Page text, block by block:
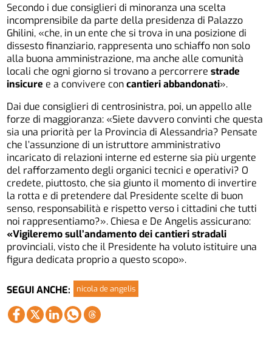
Secondo i due consiglieri di minoranza una scelta
incomprensibile da parte della presidenza di Palazzo
Ghilini, «che, in un ente che si trova in una posizione di
dissesto finanziario, rappresenta uno schiaffo non solo
alla buona amministrazione, ma anche alle comunità
locali che ogni giorno si trovano a percorrerestrade
insicure e a convivere concantieri abbandonati».
Dai due consiglieri di centrosinistra, poi, un appello alle
forze di maggioranza: «Siete davvero convinti che questa
sia una priorità per la Provincia di Alessandria? Pensate
che l’assunzione di un istruttore amministrativo
incaricato di relazioni interne ed esterne sia più urgente
del rafforzamento degli organici tecnici e operativi? O
credete, piuttosto, che sia giunto il momento di invertire
la rotta e di pretendere dal Presidente scelte di buon
senso, responsabilità e rispetto verso i cittadini che tutti
noi rappresentiamo?». Chiesa e De Angelis assicurano:
«Vigileremo sull’andamento dei cantieri stradali
provinciali, visto che il Presidente ha voluto istituire una
figura dedicata proprio a questo scopo».
SEGUI ANCHE: nicola de angelis